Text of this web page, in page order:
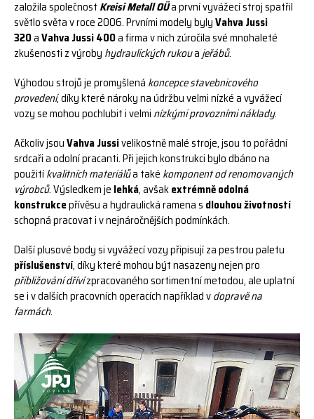
založila společnost Kreisi Metall OÜa první vyvážecí stroj spatřil
světlo světa v roce 2006. Prvními modely bylyVahva Jussi
320aVahva Jussi 400a firma v nich zúročila své mnohaleté
zkušenosti z výroby hydraulických rukouajeřábů.
Výhodou strojů je promyšlená koncepce stavebnicového
provedení, díky které nároky na údržbu velmi nízké a vyvážecí
vozy se mohou pochlubit i velmi nízkými provozními náklady.
Ačkoliv jsouVahva Jussivelikostně malé stroje, jsou to pořádní
srdcaři a odolní pracanti. Při jejich konstrukci bylo dbáno na
použitíkvalitních materiálůa také komponent od renomovaných
výrobců. Výsledkem je lehká, avšakextrémně odolná
konstrukcepřívěsu a hydraulická ramena s dlouhou životností
schopná pracovat i v nejnáročnějších podmínkách.
Další plusové body si vyvážecí vozy připisují za pestrou paletu
příslušenství, díky které mohou být nasazeny nejen pro
přibližování dřívízpracovaného sortimentní metodou, ale uplatní
se i v dalších pracovních operacích například vdopravě na
farmách.